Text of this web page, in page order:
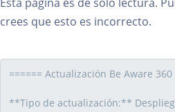
crees que esto es incorrecto.